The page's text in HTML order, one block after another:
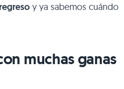
y ya sabemos cuándo
muchas ganas